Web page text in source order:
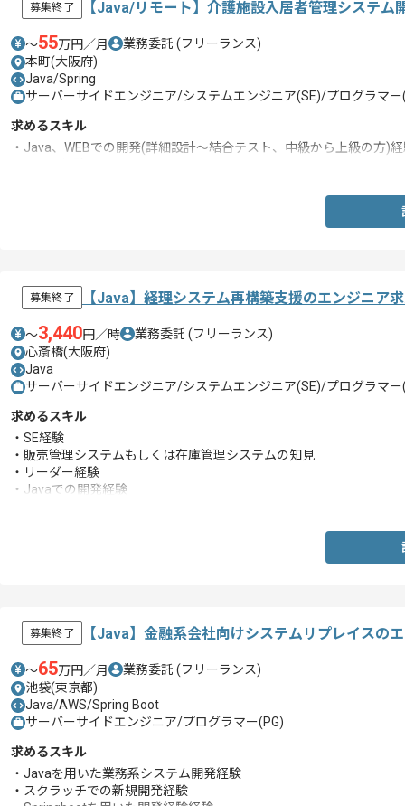
募集終了 【Java/リモート】介護施設入居者管理システム
〜55万円／月 業務委託 (フリーランス)
本町(大阪府)
Java/Spring
サーバーサイドエンジニア/システムエンジニア(SE)/プログラマー
求めるスキル
・Java、WEBでの開発(詳細設計～結合テスト、中級から上級の方)
募集終了 【Java】経理システム再構築支援のエンジニア
〜3,440円／時 業務委託 (フリーランス)
心斎橋(大阪府)
Java
サーバーサイドエンジニア/システムエンジニア(SE)/プログラマー
求めるスキル
・SE経験
・販売管理システムもしくは在庫管理システムの知見
・リーダー経験
・Javaでの開発経験
募集終了 【Java】金融系会社向けシステムリプレイスの
〜65万円／月 業務委託 (フリーランス)
池袋(東京都)
Java/AWS/Spring Boot
サーバーサイドエンジニア/プログラマー(PG)
求めるスキル
・Javaを用いた業務系システム開発経験
・スクラッチでの新規開発経験